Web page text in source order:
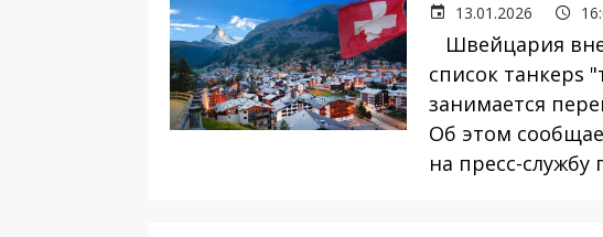
13.01.2026
Швейцария
список танкерs
занимается
Об этом
на пресс-